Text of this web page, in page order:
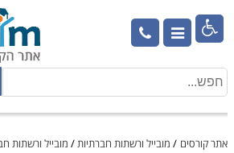

אתר קורסים / מובייל ורשתות חברתיות/ מובייל ורשתות